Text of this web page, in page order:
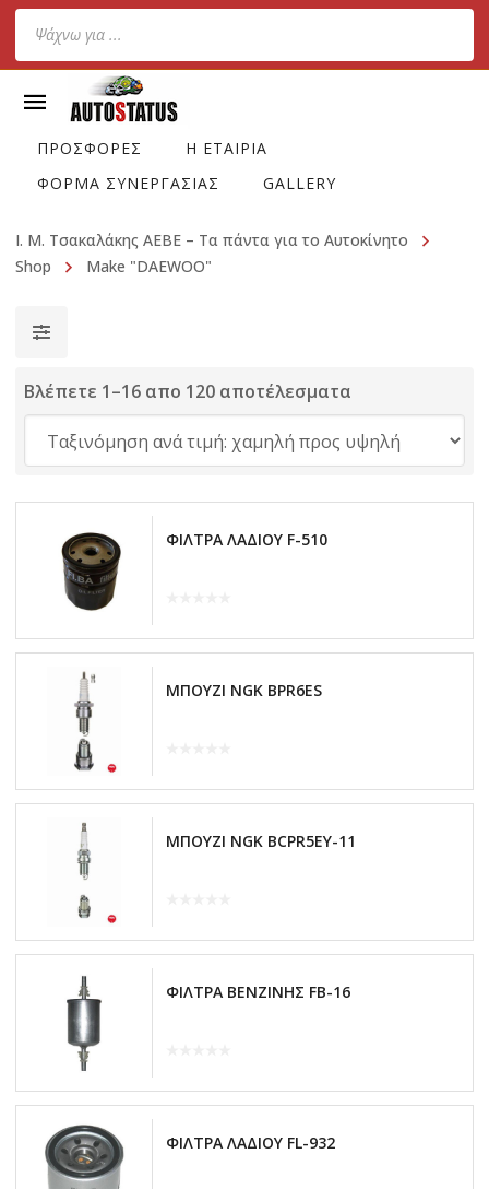
Products
search
ΠΡΟΣΦΟΡΕΣ
Η ΕΤΑΙΡΙΑ
ΦΟΡΜΑ ΣΥΝΕΡΓΑΣΙΑΣ
GALLERY
Ι. Μ. Τσακαλάκης ΑΕΒΕ – Τα πάντα για το Αυτοκίνητο
Shop
Make "DAEWOO"
Βλέπετε 1–16 απο 120 αποτέλεσματα
ΦΙΛΤΡΑ ΛΑΔΙΟΥ F-510
ΜΠΟΥΖΙ NGK BPR6ES
ΜΠΟΥΖΙ NGK BCPR5EY-11
ΦΙΛΤΡΑ ΒΕΝΖΙΝΗΣ FB-16
ΦΙΛΤΡΑ ΛΑΔΙΟΥ FL-932